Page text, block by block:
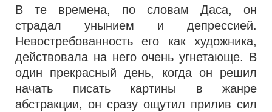
В те времена, по словам Даса, он
страдал унынием и депрессией.
Невостребованность его как художника,
действовала на него очень угнетающе. В
один прекрасный день, когда он решил
начать писать картины в жанре
абстракции, он сразу ощутил прилив сил